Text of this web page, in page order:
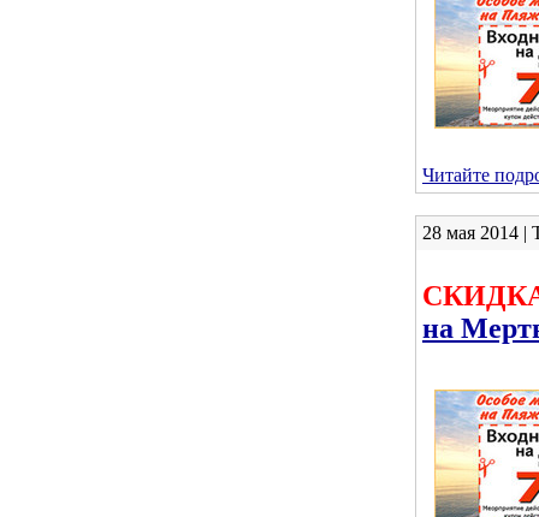
Читайте
28 мая 2014 |
на